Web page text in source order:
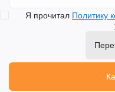
Я прочитал Политику